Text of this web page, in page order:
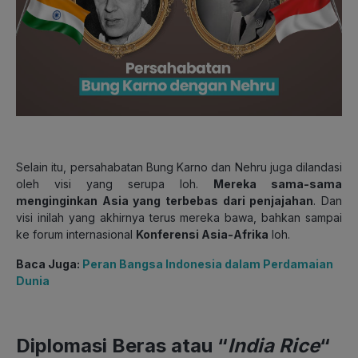
Selain itu, persahabatan Bung Karno dan Nehru juga dilandasi
oleh visi yang serupa loh. Mereka sama-sama
menginginkan Asia yang terbebas dari penjajahan. Dan
visi inilah yang akhirnya terus mereka bawa, bahkan sampai
ke forum internasional Konferensi Asia-Afrika loh.
Baca Juga: Peran Bangsa Indonesia dalam Perdamaian
Dunia
Diplomasi Beras atau “India Rice“